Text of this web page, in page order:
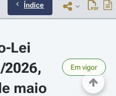
Índice
Lei
2026,
maio
Em vigor